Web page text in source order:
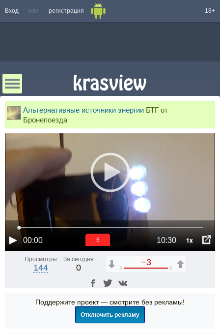
Вход или регистрация 18+
Альтернативные источники энергии БТГ от
Бронепоезда
00:00 10:30 1x
6
Просмотры
144
За сегодня
0
−3
3 0
Поддержите проект — смотрите без рекламы!
Отключить рекламу